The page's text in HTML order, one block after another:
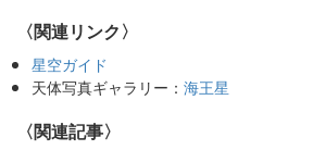
〈関連リンク〉
星空ガイド
天体写真ギャラリー：海王星
関連記事